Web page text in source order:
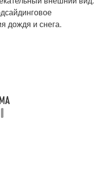
дождя и снега.